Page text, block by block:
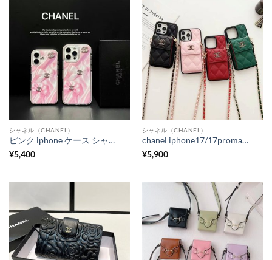
シャネル（CHANEL）
ピンク iphone ケース シャネル iphone16/16pro ケース 大人可愛い iphone15/14/13 ケース 女子 人気 chanelパロディ iphone ケース インスタ映え
¥5,400
シャネル（CHANEL）
chanel iphone17/17promax/16pro ケース ショルダー iphon16/16plus スマホ ショルダー ブランドコピー シャネル iphone15/14 ケース カード 収納 おしゃれ 大人 女子 スマホケース
¥5,900